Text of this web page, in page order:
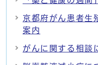
京都府がん患者生
案内
がんに関する相談